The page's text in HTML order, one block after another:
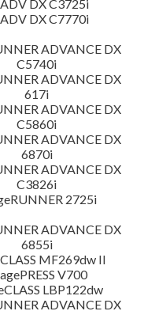
DX C3725i
DX C7770i
ADVANCE DX
C5740i
ADVANCE DX
617i
ADVANCE DX
C5860i
ADVANCE DX
6870i
ADVANCE DX
C3826i
2725i
ADVANCE DX
6855i
MF269dw II
V700
LBP122dw
ADVANCE DX